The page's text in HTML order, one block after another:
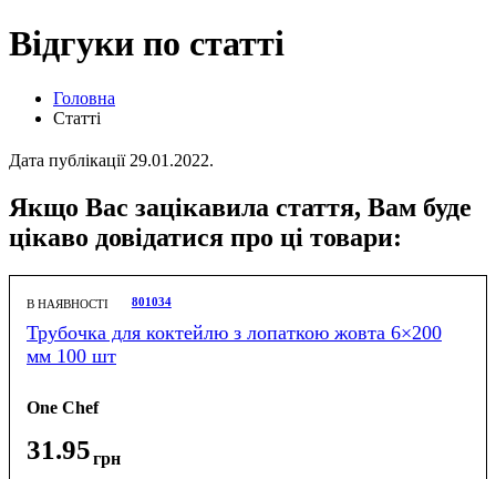
Відгуки по статті
Головна
Статті
Дата публікації 29.01.2022.
Якщо Вас зацікавила стаття, Вам буде
цікаво довідатися про ці товари:
В НАЯВНОСТІ 801034
Трубочка для коктейлю з лопаткою жовта 6×200
мм 100 шт
One Chef
31.95грн